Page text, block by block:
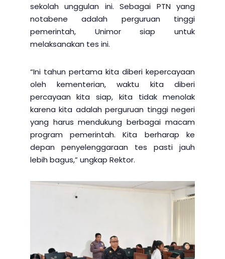
sekolah unggulan ini. Sebagai PTN yang
notabene adalah perguruan tinggi
pemerintah, Unimor siap untuk
melaksanakan tes ini.
“Ini tahun pertama kita diberi kepercayaan
oleh kementerian, waktu kita diberi
percayaan kita siap, kita tidak menolak
karena kita adalah perguruan tinggi negeri
yang harus mendukung berbagai macam
program pemerintah. Kita berharap ke
depan penyelenggaraan tes pasti jauh
lebih bagus,” ungkap Rektor.